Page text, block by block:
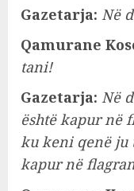
Gazetarja: Në
Qamurane
tani!
Gazetarja: Në
është kapur në
ku keni qenë ju
kapur në